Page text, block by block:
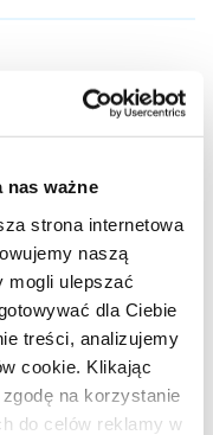
nas ważne
strona internetowa
naszą
mogli ulepszać
dla Ciebie
treści, analizujemy
cookie. Klikając
na korzystanie
do celów reklamy w
produktu
LOGEM
a jsem velmi
lehká, dobře se drží,
do práce, rozhodně